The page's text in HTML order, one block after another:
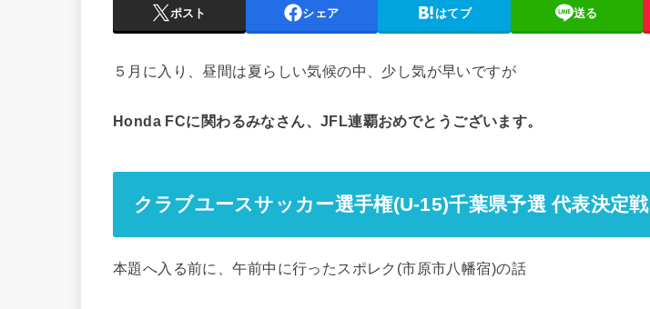
ポスト シェア はてブ 送る
５月に入り、昼間は夏らしい気候の中、少し気が早いですが
Honda FCに関わるみなさん、JFL連覇おめでとうございます。
クラブユースサッカー選手権(U-15)千葉県予選 代表決定戦
本題へ入る前に、午前中に行ったスポレク(市原市八幡宿)の話